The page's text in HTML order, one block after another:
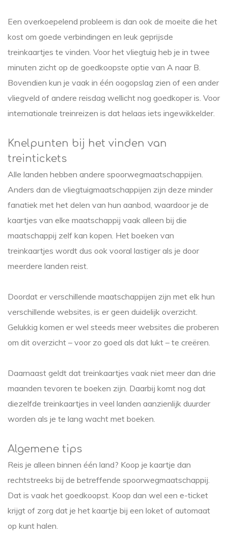
Een overkoepelend probleem is dan ook de moeite die het
kost om goede verbindingen en leuk geprijsde
treinkaartjes te vinden. Voor het vliegtuig heb je in twee
minuten zicht op de goedkoopste optie van A naar B.
Bovendien kun je vaak in één oogopslag zien of een ander
vliegveld of andere reisdag wellicht nog goedkoper is. Voor
internationale treinreizen is dat helaas iets ingewikkelder.
Knelpunten bij het vinden van
treintickets
Alle landen hebben andere spoorwegmaatschappijen.
Anders dan de vliegtuigmaatschappijen zijn deze minder
fanatiek met het delen van hun aanbod, waardoor je de
kaartjes van elke maatschappij vaak alleen bij die
maatschappij zelf kan kopen. Het boeken van
treinkaartjes wordt dus ook vooral lastiger als je door
meerdere landen reist.
Doordat er verschillende maatschappijen zijn met elk hun
verschillende websites, is er geen duidelijk overzicht.
Gelukkig komen er wel steeds meer websites die proberen
om dit overzicht – voor zo goed als dat lukt – te creëren.
Daarnaast geldt dat treinkaartjes vaak niet meer dan drie
maanden tevoren te boeken zijn. Daarbij komt nog dat
diezelfde treinkaartjes in veel landen aanzienlijk duurder
worden als je te lang wacht met boeken.
Algemene tips
Reis je alleen binnen één land? Koop je kaartje dan
rechtstreeks bij de betreffende spoorwegmaatschappij.
Dat is vaak het goedkoopst. Koop dan wel een e-ticket
krijgt of zorg dat je het kaartje bij een loket of automaat
op kunt halen.